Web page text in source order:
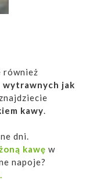
również
wytrawnych jak
znajdziecie
kawy.
dni.
kawę w
napoje?